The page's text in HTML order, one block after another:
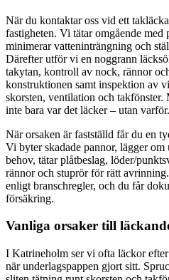
När du kontaktar oss vid ett
fastigheten. Vi tätar omgående
minimerar vatteninträngning och
Därefter utför vi en noggrann
takytan, kontroll av nock, rännor
konstruktionen samt inspektion av
skorsten, ventilation och
inte bara var det läcker – utan varför.
När orsaken är fastställd får du en
Vi byter skadade pannor, lägger
behov, tätar plåtbeslag, löder/
rännor och stuprör för rätt
enligt branschregler, och du får
försäkring.
Vanliga orsaker till
I Katrineholm ser vi ofta läckor
när underlagspappen gjort sitt.